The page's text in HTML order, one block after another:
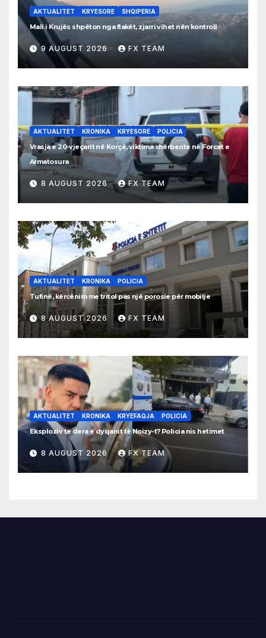
AKTUALITET KRYESORE SHQIPERIA
Mali i Krujës shpëton nga flakët, zjarri vihet nën kontroll
9 AUGUST 2026 FX TEAM
AKTUALITET KRONIKA KRYESORE POLICIA
Vrasja e 20-vjeçarit në Korçë, viktima shërbente në Forcat e
Armatosura
8 AUGUST 2026 FX TEAM
AKTUALITET KRONIKA POLICIA
Tufinë, kërcënim me tritol pas një porosie për mobilje
8 AUGUST 2026 FX TEAM
AKTUALITET KRONIKA KRYEFAQJA POLICIA
Eksploziv te dera e dyqanit të Noizy-t? Policia nis hetimet
8 AUGUST 2026 FX TEAM